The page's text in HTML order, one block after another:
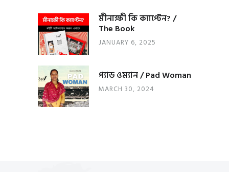
মীনাক্ষী কি ক্যাপ্টেন? /
The Book
JANUARY 6, 2025
প্যাড ওম্যান / Pad Woman
MARCH 30, 2024